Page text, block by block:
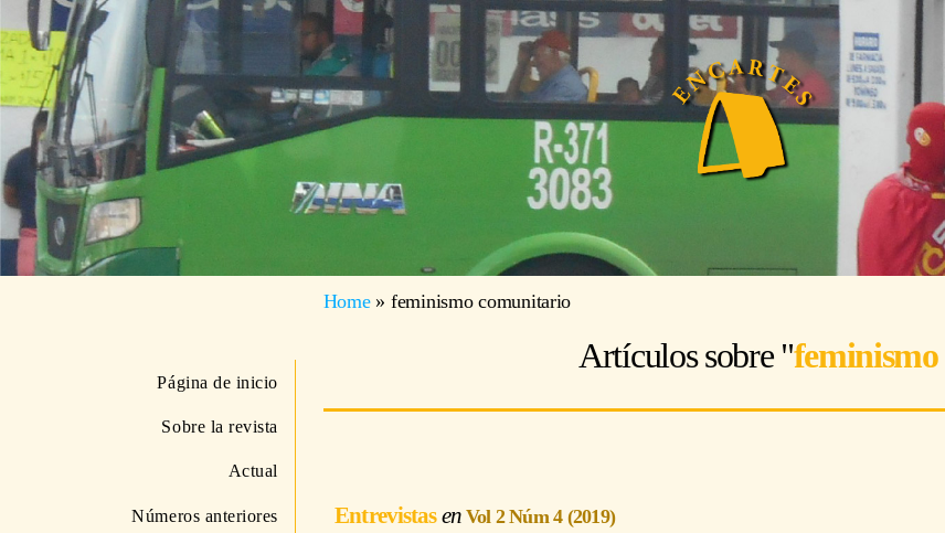
Página de inicio
Sobre la revista
Actual
Números anteriores
Home» feminismo comunitario
Artículos sobre "
Entrevistas Vol 2 Núm 4 (2019)